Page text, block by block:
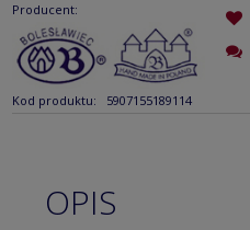
Producent:
Kod produktu: 5907155189114
OPIS